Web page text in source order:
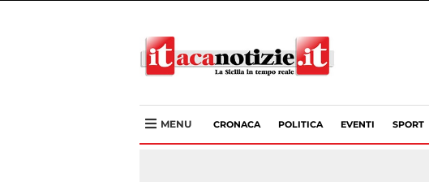
MENU CRONACA POLITICA EVENTI SPORT